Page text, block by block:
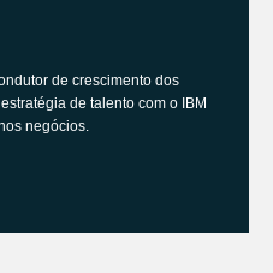
de crescimento dos
de talento com o IBM
negócios.